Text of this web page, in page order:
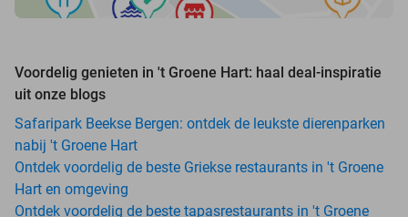
Voordelig genieten in 't Groene Hart: haal deal-inspiratie
uit onze blogs
Safaripark Beekse Bergen: ontdek de leukste dierenparken
nabij 't Groene Hart
Ontdek voordelig de beste Griekse restaurants in 't Groene
Hart en omgeving
Ontdek voordelig de beste tapasrestaurants in 't Groene